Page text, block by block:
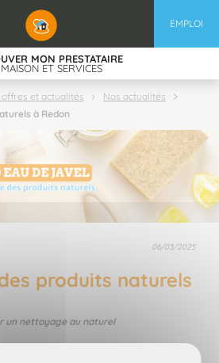
EMPLOI
MON PRESTATAIRE
MAISON ET SERVICES
offres et actualités
Nos actualités
à Redon
06/03/2025
produits naturels
un nettoyage au naturel